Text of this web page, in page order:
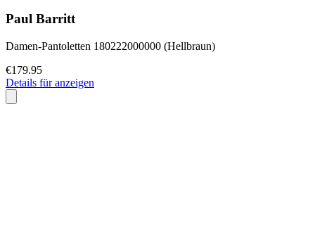
Paul Barritt
Damen-Pantoletten 180222000000 (Hellbraun)
€179.95
Details für anzeigen